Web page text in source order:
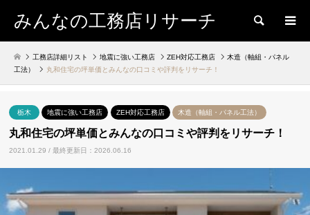
みんなの工務店リサーチ 検索
工務店詳細リスト 地震に強い工務店 ZEH対応工務店
木造（軸組・パネル
工法）
丸和住宅の坪単価とみんなの口コミや評判をリサーチ！
栃木 地震に強い工務店 ZEH対応工務店 木造（軸組・パネル工法）
丸和住宅の坪単価とみんなの口コミや評判をリサーチ！
2021.01.29 / 最終更新日：2026.06.16